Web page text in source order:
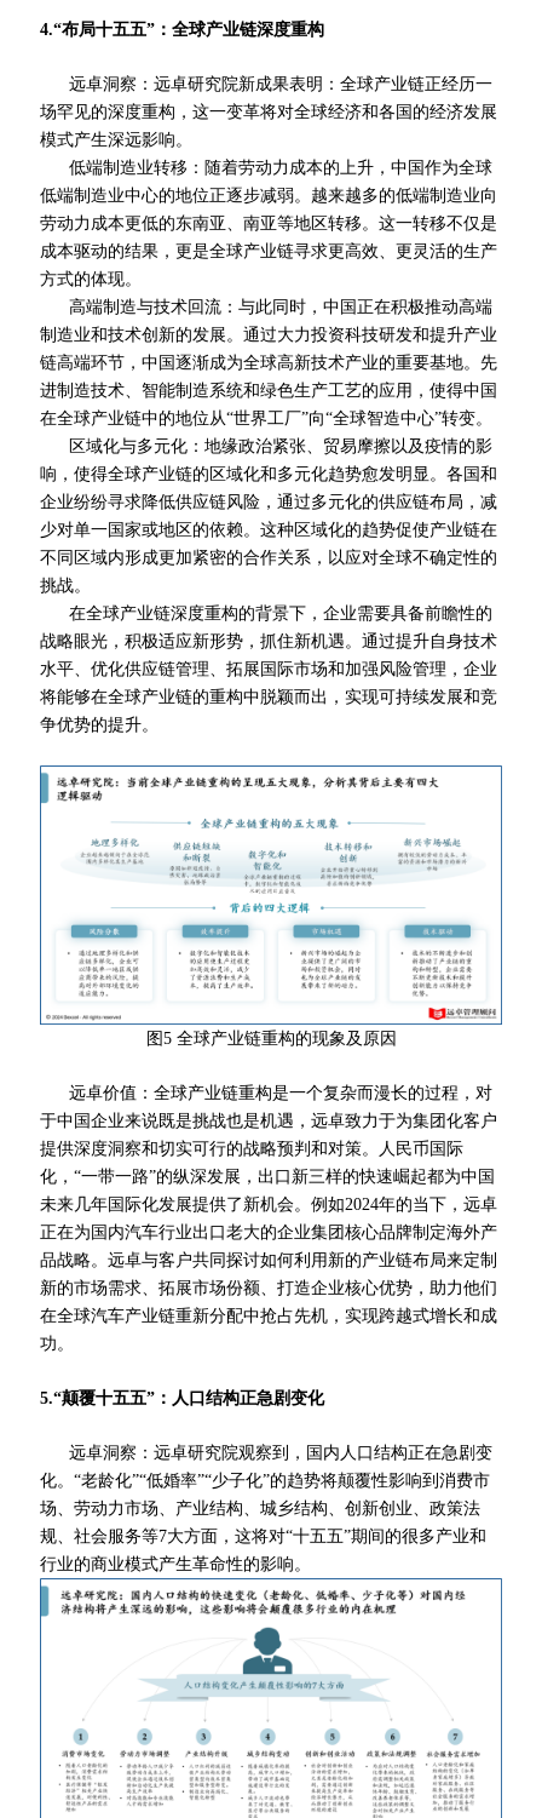
4.“布局十五五”：全球产业链深度重构
远卓洞察：远卓研究院新成果表明：全球产业链正经历一
场罕见的深度重构，这一变革将对全球经济和各国的经济发展
模式产生深远影响。
低端制造业转移：随着劳动力成本的上升，中国作为全球
低端制造业中心的地位正逐步减弱。越来越多的低端制造业向
劳动力成本更低的东南亚、南亚等地区转移。这一转移不仅是
成本驱动的结果，更是全球产业链寻求更高效、更灵活的生产
方式的体现。
高端制造与技术回流：与此同时，中国正在积极推动高端
制造业和技术创新的发展。通过大力投资科技研发和提升产业
链高端环节，中国逐渐成为全球高新技术产业的重要基地。先
进制造技术、智能制造系统和绿色生产工艺的应用，使得中国
在全球产业链中的地位从“世界工厂”向“全球智造中心”转变。
区域化与多元化：地缘政治紧张、贸易摩擦以及疫情的影
响，使得全球产业链的区域化和多元化趋势愈发明显。各国和
企业纷纷寻求降低供应链风险，通过多元化的供应链布局，减
少对单一国家或地区的依赖。这种区域化的趋势促使产业链在
不同区域内形成更加紧密的合作关系，以应对全球不确定性的
挑战。
在全球产业链深度重构的背景下，企业需要具备前瞻性的
战略眼光，积极适应新形势，抓住新机遇。通过提升自身技术
水平、优化供应链管理、拓展国际市场和加强风险管理，企业
将能够在全球产业链的重构中脱颖而出，实现可持续发展和竞
争优势的提升。
图5 全球产业链重构的现象及原因
远卓价值：全球产业链重构是一个复杂而漫长的过程，对
于中国企业来说既是挑战也是机遇，远卓致力于为集团化客户
提供深度洞察和切实可行的战略预判和对策。人民币国际
化，“一带一路”的纵深发展，出口新三样的快速崛起都为中国
未来几年国际化发展提供了新机会。例如2024年的当下，远卓
正在为国内汽车行业出口 老大的企业集团核心品牌制定海外产
品战略。远卓与客户共同探讨如何利用新的产业链布局来定制
新的市场需求、拓展市场份额、打造企业核心优势，助力他们
在全球汽车产业链重新分配中抢占先机，实现跨越式增长和成
功。
5.“颠覆十五五”：人口结构正急剧变化
远卓洞察：远卓研究院观察到，国内人口结构正在急剧变
化。“老龄化”“低婚率”“少子化”的趋势将颠覆性影响到消费市
场、劳动力市场、产业结构、城乡结构、创新创业、政策法
规、社会服务等7大方面，这将对“十五五”期间的很多产业和
行业的商业模式产生革命性的影响。